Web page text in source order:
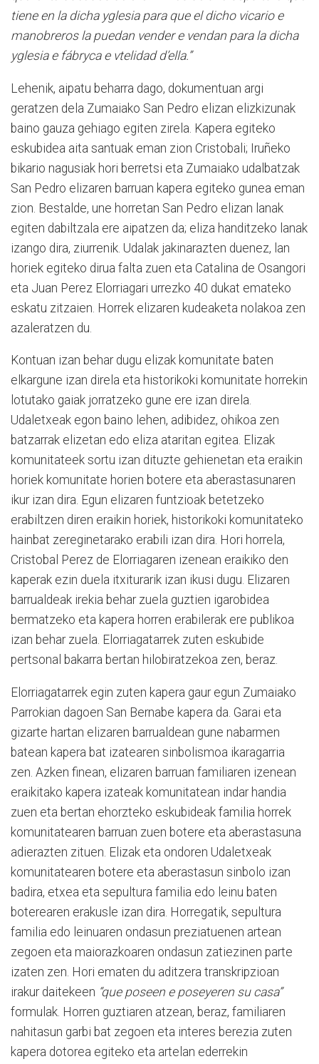
tiene en la dicha yglesia para que el dicho vicario e
manobreros la puedan vender e vendan para la dicha
yglesia e fábryca e vtelidad d’ella.”
Lehenik, aipatu beharra dago, dokumentuan argi
geratzen dela Zumaiako San Pedro elizan elizkizunak
baino gauza gehiago egiten zirela. Kapera egiteko
eskubidea aita santuak eman zion Cristobali; Iruñeko
bikario nagusiak hori berretsi eta Zumaiako udalbatzak
San Pedro elizaren barruan kapera egiteko gunea eman
zion. Bestalde, une horretan San Pedro elizan lanak
egiten dabiltzala ere aipatzen da; eliza handitzeko lanak
izango dira, ziurrenik. Udalak jakinarazten duenez, lan
horiek egiteko dirua falta zuen eta Catalina de Osangori
eta Juan Perez Elorriagari urrezko 40 dukat emateko
eskatu zitzaien. Horrek elizaren kudeaketa nolakoa zen
azaleratzen du.
Kontuan izan behar dugu elizak komunitate baten
elkargune izan direla eta historikoki komunitate horrekin
lotutako gaiak jorratzeko gune ere izan direla.
Udaletxeak egon baino lehen, adibidez, ohikoa zen
batzarrak elizetan edo eliza ataritan egitea. Elizak
komunitateek sortu izan dituzte gehienetan eta eraikin
horiek komunitate horien botere eta aberastasunaren
ikur izan dira. Egun elizaren funtzioak betetzeko
erabiltzen diren eraikin horiek, historikoki komunitateko
hainbat zereginetarako erabili izan dira. Hori horrela,
Cristobal Perez de Elorriagaren izenean eraikiko den
kaperak ezin duela itxiturarik izan ikusi dugu. Elizaren
barrualdeak irekia behar zuela guztien igarobidea
bermatzeko eta kapera horren erabilerak ere publikoa
izan behar zuela. Elorriagatarrek zuten eskubide
pertsonal bakarra bertan hilobiratzekoa zen, beraz.
Elorriagatarrek egin zuten kapera gaur egun Zumaiako
Parrokian dagoen San Bernabe kapera da. Garai eta
gizarte hartan elizaren barrualdean gune nabarmen
batean kapera bat izatearen sinbolismoa ikaragarria
zen. Azken finean, elizaren barruan familiaren izenean
eraikitako kapera izateak komunitatean indar handia
zuen eta bertan ehorzteko eskubideak familia horrek
komunitatearen barruan zuen botere eta aberastasuna
adierazten zituen. Elizak eta ondoren Udaletxeak
komunitatearen botere eta aberastasun sinbolo izan
badira, etxea eta sepultura familia edo leinu baten
boterearen erakusle izan dira. Horregatik, sepultura
familia edo leinuaren ondasun preziatuenen artean
zegoen eta maiorazkoaren ondasun zatiezinen parte
izaten zen. Hori ematen du aditzera transkripzioan
irakur daitekeen “que poseen e poseyeren su casa”
formulak. Horren guztiaren atzean, beraz, familiaren
nahitasun garbi bat zegoen eta interes berezia zuten
kapera dotorea egiteko eta artelan ederrekin